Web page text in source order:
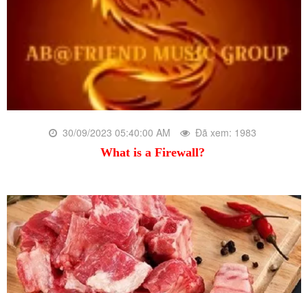
30/09/2023 05:40:00 AM Đã xem: 1983
What is a Firewall?